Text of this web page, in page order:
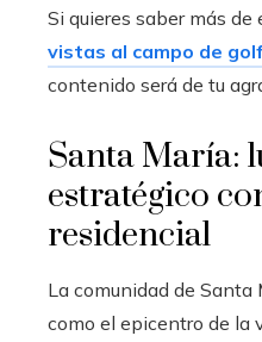
Si quieres saber más de
vistas al campo de
contenido será de tu
Santa María:
estratégico
residencial
La comunidad de Santa
como el epicentro de la